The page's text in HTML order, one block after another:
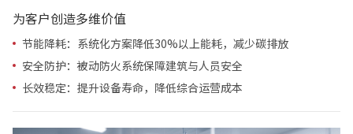
为客户创造多维价值
节能降耗：系统化方案降低30%以上能耗，减少碳排放
安全防护：被动防火系统保障建筑与人员安全
长效稳定：提升设备寿命，降低综合运营成本